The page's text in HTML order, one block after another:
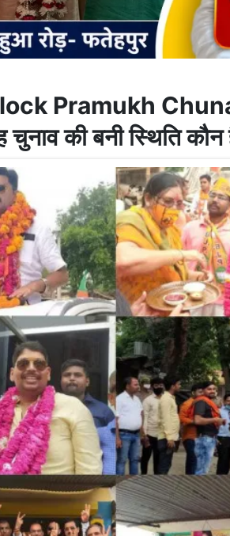
Pramukh
चुनाव की बनी स्थिति